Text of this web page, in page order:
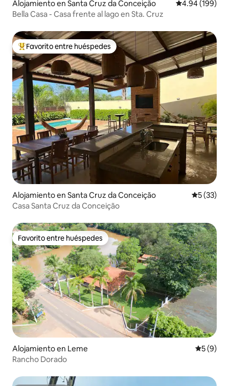
Alojamiento en Santa Cruz da Conceição Calificación
4.94 (199)
Bella Casa - Casa frente al lago en Sta. Cruz
Favorito entre huéspedes preferido
Favorito entre huéspedes
Alojamiento en Santa Cruz da Conceição
5 (33)
Casa Santa Cruz da Conceição
Favorito entre huéspedes
Favorito entre huéspedes
Alojamiento en Leme
5 (9)
Rancho Dorado